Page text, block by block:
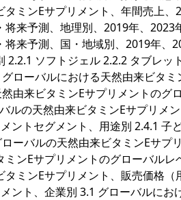
タミンEサプリメント、年間売上
将来予測、地理別、2019年、
将来予測、国・地域別、2019年、
2.2.1 ソフトジェル 2.2.2 タブレ
ローバルにおける天然由来ビタ
由来ビタミンEサプリメントのグ
ルの天然由来ビタミンEサプリメ
ントセグメント、用途別 2.4.1
ーバルの天然由来ビタミンEサ
ミンEサプリメントのグローバル
タミンEサプリメント、販売価格
ント、企業別 3.1 グローバルに